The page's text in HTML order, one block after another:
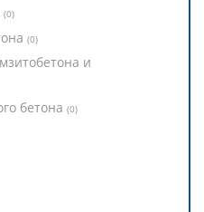
(0)
(0)
и
бетона (0)